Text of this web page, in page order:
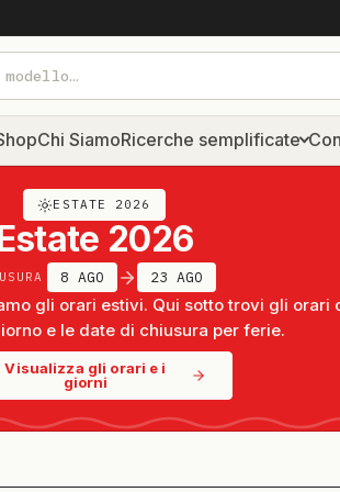
Chi SiamoRicerche semplificate
ESTATE 2026
2026
8 AGO 23 AGO
gli orari estivi. Qui sotto trovi gli orari
e le date di chiusura per ferie.
Visualizza gli orari e i
giorni